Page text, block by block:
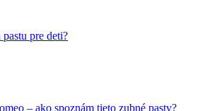
pre deti?
– ako spoznám tieto zubné pasty?